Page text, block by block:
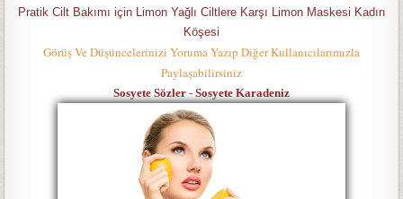
Pratik Cilt Bakımı için Limon Yağlı Ciltlere Karşı Limon Maskesi Kadın
Köşesi
Görüş Ve Düşüncelerinizi Yoruma Yazıp Diğer Kullanıcılarımızla
Paylaşabilirsiniz
Sosyete Sözler - Sosyete Karadeniz